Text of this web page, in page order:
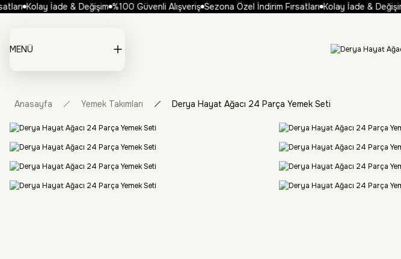
Kolay İade & Değişim %100 Güvenli Alışveriş Sezona Özel İndirim Fırsatları Kolay İade & Değişim
MENÜ
Anasayfa Yemek Takımları Derya Hayat Ağacı 24 Parça Yemek Seti